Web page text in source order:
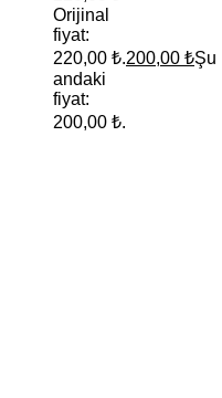
Orijinal
fiyat:
220,00 ₺.200,00 ₺Şu
andaki
fiyat:
200,00 ₺.